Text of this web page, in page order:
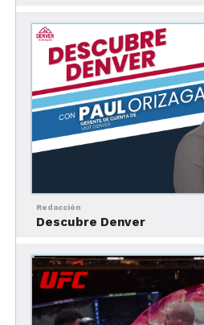
cuidadosamente recreados,
pandas gigantes hasta tigres
entorno que simula sus
pierdas el nuevo Wildlife
Redacción
Descubre Denver